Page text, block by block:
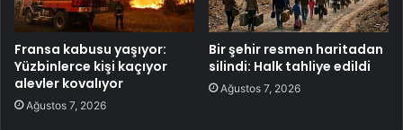
Fransa kabusu yaşıyor:
Yüzbinlerce kişi kaçıyor
alevler kovalıyor
Ağustos 7, 2026
Bir şehir resmen haritadan
silindi: Halk tahliye edildi
Ağustos 7, 2026